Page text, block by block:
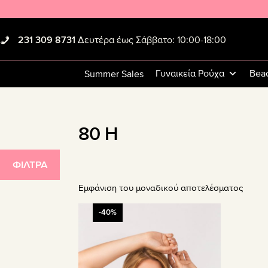
to
primary
navigation
to
main
content
to
footer
231 309 8731 Δευτέρα έως Σάββατο: 10:00-18:00
Summer Sales Γυναικεία Ρούχα
80 H
ΦΙΛΤΡΑ
Εμφάνιση του μοναδικού αποτελέσματος
-40%
έχει
πολλαπλές